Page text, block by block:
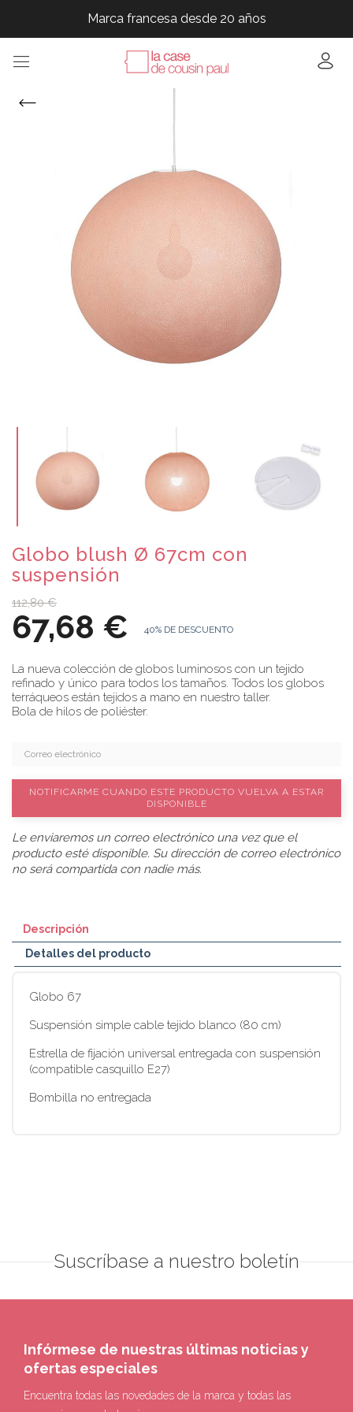
Marca francesa desde 20 años
Marca francesa desde 20 años
Marca francesa desde 20 años
Globo blush Ø 67cm con
suspensión
112,80 €
67,68 € 40% DE DESCUENTO
La nueva colección de globos luminosos con un tejido
refinado y único para todos los tamaños. Todos los globos
terráqueos están tejidos a mano en nuestro taller.
Bola de hilos de poliéster.
NOTIFICARME CUANDO ESTE PRODUCTO VUELVA A ESTAR
DISPONIBLE
Le enviaremos un correo electrónico una vez que el
producto esté disponible. Su dirección de correo electrónico
no será compartida con nadie más.
Descripción
Detalles del producto
Globo 67
Suspensión simple cable tejido blanco (80 cm)
Estrella de fijación universal entregada con suspensión
(compatible casquillo E27)
Bombilla no entregada
Suscríbase a nuestro boletín
Infórmese de nuestras últimas noticias y
ofertas especiales
Encuentra todas las novedades de la marca y todas las